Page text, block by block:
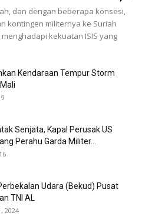
dan dengan beberapa konsesi,
kontingen militernya ke Suriah
kekuatan ISIS yang
Kendaraan Tempur Storm
Senjata, Kapal Perusak US
Perahu Garda Militer...
Udara (Bekud) Pusat
TNI AL
2024